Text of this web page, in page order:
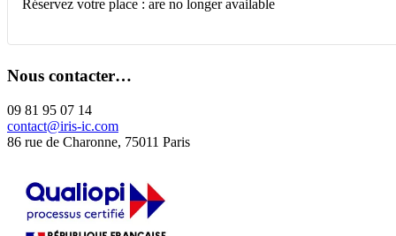
Réservez votre place : are no longer available
Nous contacter…
09 81 95 07 14
contact@iris-ic.com
86 rue de Charonne, 75011 Paris